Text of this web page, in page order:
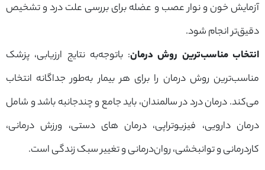
آزمایش خون و نوار عصب و عضله برای بررسی علت درد و تشخیص
دقیق‌تر انجام شود.
انتخاب مناسب‌ترین روش درمان: باتوجه‌به نتایج ارزیابی، پزشک
مناسب‌ترین روش درمان را برای هر بیمار به‌طور جداگانه انتخاب
می‌کند. درمان درد در سالمندان، باید جامع و چندجانبه باشد و شامل
درمان دارویی، فیزیوتراپی، درمان های دستی، ورزش درمانی،
کاردرمانی و توانبخشی، روان‌درمانی و تغییر سبک زندگی است.